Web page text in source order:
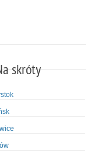
skróty